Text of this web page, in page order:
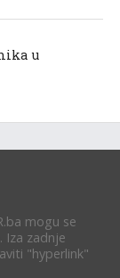
u
mogu se
Iza zadnje
"hyperlink"